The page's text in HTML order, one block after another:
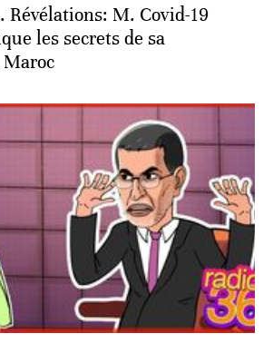
Révélations: M. Covid-19
les secrets de sa